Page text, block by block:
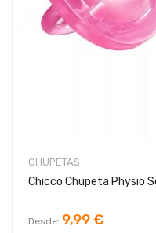
CHUPETAS
Chicco Chupeta Physio
Desde 9,99 €